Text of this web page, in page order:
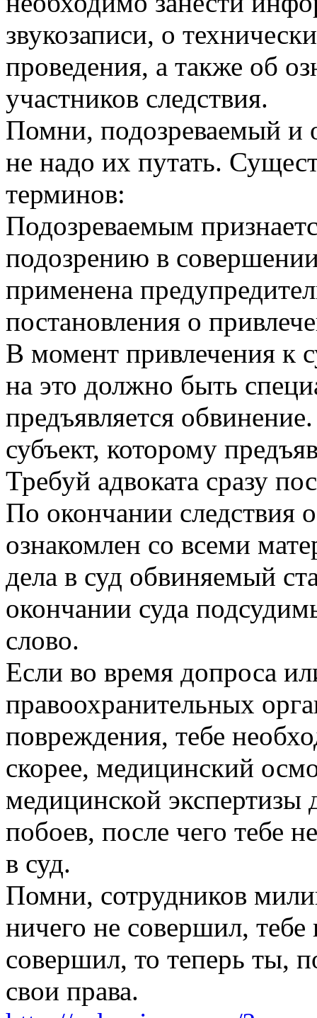
звукозаписи, о
проведения, а также об
участников следствия.
Помни, подозреваемый и
не надо их путать.
терминов:
Подозреваемым
подозрению в
применена
постановления о
В момент привлечения к
на это должно быть
предъявляется
субъект, которому
Требуй адвоката сразу
По окончании следствия
ознакомлен со всеми
дела в суд обвиняемый
окончании суда
слово.
Если во время допроса
правоохранительных
повреждения, тебе
скорее, медицинский
медицинской экспертизы
побоев, после чего тебе
в суд.
Помни, сотрудников
ничего не совершил, тебе
совершил, то теперь ты,
свои права.